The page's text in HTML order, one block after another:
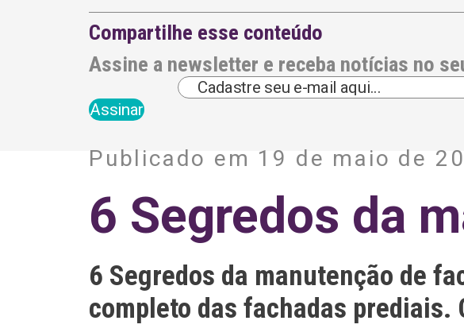
Compartilhe esse conteúdo
Assine a newsletter e receba notícias no
e
a
t
e
:
Publicado em 19 de maio de
6 Segredos da
6 Segredos da manutenção de
completo das fachadas prediais.